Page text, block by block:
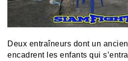
Deux entraîneurs dont un
encadrent les enfants qui